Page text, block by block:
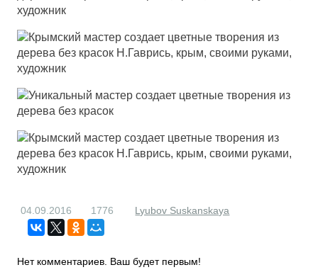
04.09.2016 1776 Lyubov Suskanskaya
Нет комментариев. Ваш будет первым!